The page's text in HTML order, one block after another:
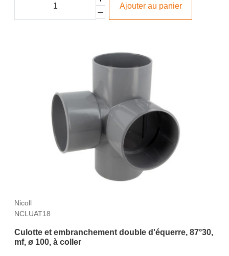
Ajouter au panier
Nicoll
NCLUAT18
Culotte et embranchement double d'équerre, 87°30,
mf, ø 100, à coller